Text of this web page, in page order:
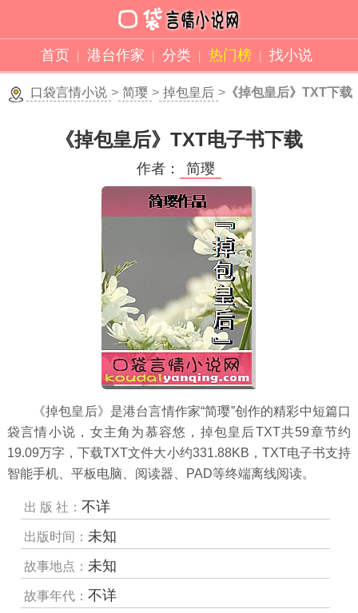
首页 港台作家 分类 热门榜 找小说
口袋言情小说 > 简璎 > 掉包皇后 > 《掉包皇后》TXT下载
《掉包皇后》TXT电子书下载
作者： 简璎
《掉包皇后》是港台言情作家“简璎”创作的精彩中短篇口
袋言情小说，女主角为慕容悠，掉包皇后TXT共59章节约
19.09万字，下载TXT文件大小约331.88KB，TXT电子书支持
智能手机、平板电脑、阅读器、PAD等终端离线阅读。
出 版 社：不详
出版时间： 未知
故事地点： 未知
故事年代：不详